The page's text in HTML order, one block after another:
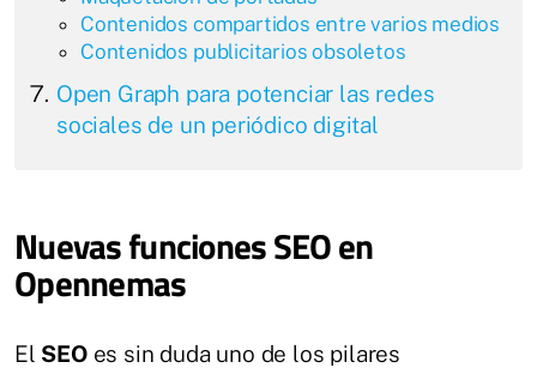
Contenidos compartidos entre varios medios
Contenidos publicitarios obsoletos
Open Graph para potenciar las redes
sociales de un periódico digital
Nuevas funciones SEO en
Opennemas
El SEOes sin duda uno de los pilares